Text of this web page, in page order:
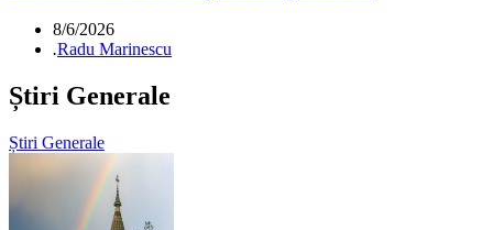
8/6/2026
.Radu Marinescu
Știri Generale
Știri Generale